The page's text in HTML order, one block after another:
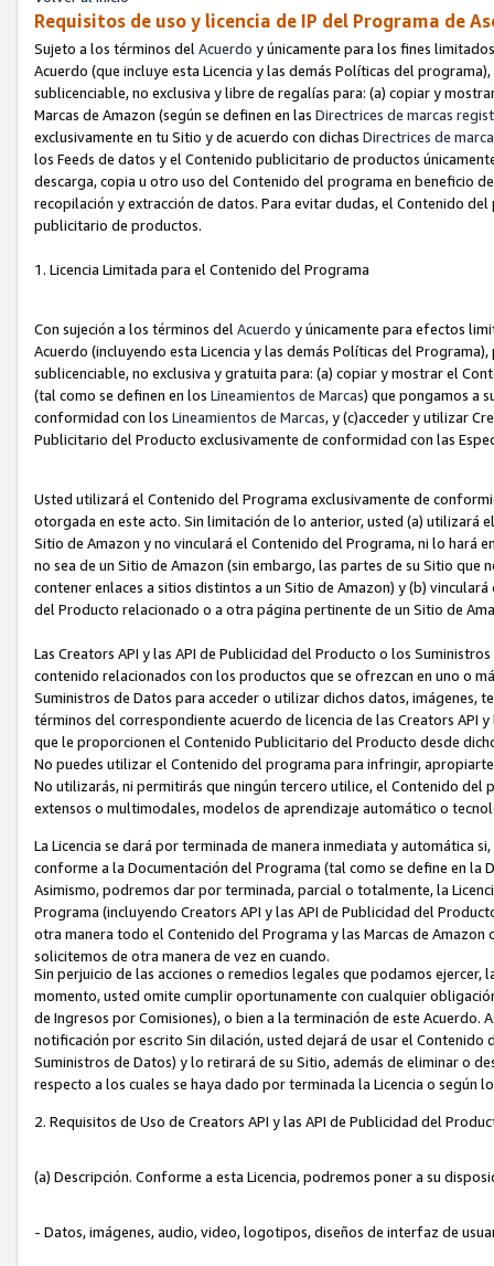
Requisitos de uso y licencia de IP del Programa de
Sujeto a los términos del Acuerdo y únicamente para los fines
Acuerdo (que incluye esta Licencia y las demás Políticas del
sublicenciable, no exclusiva y libre de regalías para: (a) copiar y
Marcas de Amazon (según se definen en las Directrices de marcas
exclusivamente en tu Sitio y de acuerdo con dichas Directrices de
los Feeds de datos y el Contenido publicitario de productos
descarga, copia u otro uso del Contenido del programa en beneficio
recopilación y extracción de datos. Para evitar dudas, el Contenido
publicitario de productos.
1. Licencia Limitada para el Contenido del Programa
Con sujeción a los términos del Acuerdo y únicamente para efectos
Acuerdo (incluyendo esta Licencia y las demás Políticas del
sublicenciable, no exclusiva y gratuita para: (a) copiar y mostrar el
(tal como se definen en los Lineamientos de Marcas) que pongamos a
conformidad con los Lineamientos de Marcas, y (c)acceder y utilizar
Publicitario del Producto exclusivamente de conformidad con las
Usted utilizará el Contenido del Programa exclusivamente de
otorgada en este acto. Sin limitación de lo anterior, usted (a) utilizará
Sitio de Amazon y no vinculará el Contenido del Programa, ni lo hará
no sea de un Sitio de Amazon (sin embargo, las partes de su Sitio
contener enlaces a sitios distintos a un Sitio de Amazon) y (b)
del Producto relacionado o a otra página pertinente de un Sitio de
Las Creators API y las API de Publicidad del Producto o los
contenido relacionados con los productos que se ofrezcan en uno o
Suministros de Datos para acceder o utilizar dichos datos,
términos del correspondiente acuerdo de licencia de las Creators API
que le proporcionen el Contenido Publicitario del Producto desde
No puedes utilizar el Contenido del programa para infringir,
No utilizarás, ni permitirás que ningún tercero utilice, el Contenido
extensos o multimodales, modelos de aprendizaje automático o
La Licencia se dará por terminada de manera inmediata y automática
conforme a la Documentación del Programa (tal como se define en la
Asimismo, podremos dar por terminada, parcial o totalmente, la
Programa (incluyendo Creators API y las API de Publicidad del
otra manera todo el Contenido del Programa y las Marcas de
solicitemos de otra manera de vez en cuando.
Sin perjuicio de las acciones o remedios legales que podamos
momento, usted omite cumplir oportunamente con cualquier
de Ingresos por Comisiones), o bien a la terminación de este
notificación por escrito Sin dilación, usted dejará de usar el
Suministros de Datos) y lo retirará de su Sitio, además de eliminar o
respecto a los cuales se haya dado por terminada la Licencia o según
2. Requisitos de Uso de Creators API y las API de Publicidad del
(a) Descripción. Conforme a esta Licencia, podremos poner a su
- Datos, imágenes, audio, video, logotipos, diseños de interfaz de